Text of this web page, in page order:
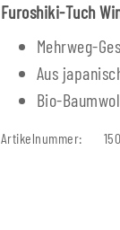
Furoshiki-Tuch
Mehrweg-
Aus
Bio-
Artikelnummer: